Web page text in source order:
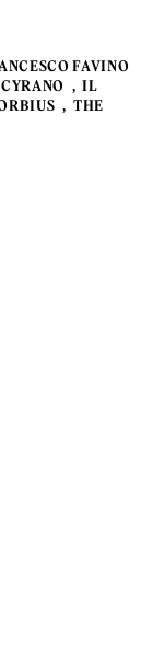
FAVINO
CYRANO
IL
THE